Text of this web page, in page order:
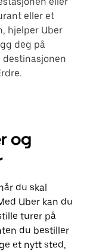
eller et
hjelper Uber
deg på
og
du skal
Uber kan du
turer på
du bestiller
et nytt sted,